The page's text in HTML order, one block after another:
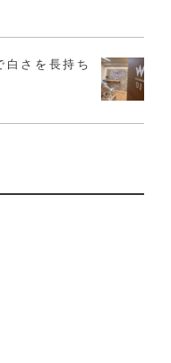
白さを長持ち